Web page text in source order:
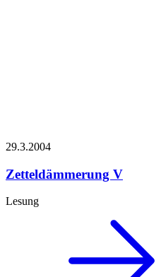
29.3.2004
Zetteldämmerung V
Lesung